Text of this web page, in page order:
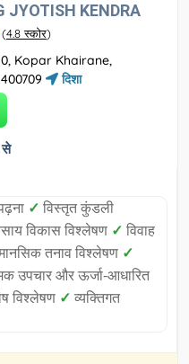
JYOTISH KENDRA
(4.8 स्कोर)
Kopar Khairane,
दिशा
✓ विस्तृत कुंडली
विकास विश्लेषण ✓ विवाह
तनाव विश्लेषण ✓
उपचार और ऊर्जा-आधारित
विश्लेषण ✓ व्यक्तिगत